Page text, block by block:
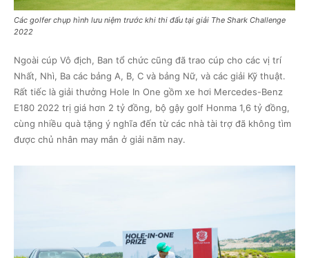
Các golfer chụp hình lưu niệm trước khi thi đấu tại giải The Shark Challenge
2022
Ngoài cúp Vô địch, Ban tổ chức cũng đã trao cúp cho các vị trí
Nhất, Nhì, Ba các bảng A, B, C và bảng Nữ, và các giải Kỹ thuật.
Rất tiếc là giải thưởng Hole In One gồm xe hơi Mercedes-Benz
E180 2022 trị giá hơn 2 tỷ đồng, bộ gậy golf Honma 1,6 tỷ đồng,
cùng nhiều quà tặng ý nghĩa đến từ các nhà tài trợ đã không tìm
được chủ nhân may mắn ở giải năm nay.